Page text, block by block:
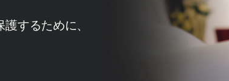
するために、